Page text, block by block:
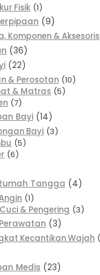
Fisik 1
9
Komponen & Aksesoris
36
22
& Perosotan 10
& Matras 5
7
Bayi 14
Bayi 3
5
6
Tangga
4
1
& Pengering 3
3
Kecantikan Wajah
Medis
23